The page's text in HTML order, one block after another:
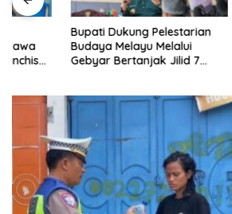
Bupati Dukung Pelestarian
Budaya Melayu Melalui
Gebyar Bertanjak Jilid 7
Tanah
Ibu
0208/